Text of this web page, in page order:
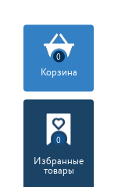
0
Корзина
0
Избранные
товары